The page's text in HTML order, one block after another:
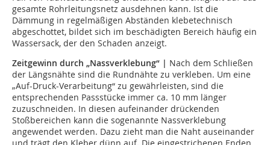
gesamte Rohrleitungsnetz ausdehnen kann. Ist die
Dämmung in regelmäßigen Abständen klebetechnisch
abgeschottet, bildet sich im beschädigten Bereich häufig ein
Wassersack, der den Schaden anzeigt.
Zeitgewinn durch „Nassverklebung“ | Nach dem Schließen
der Längsnähte sind die Rundnähte zu verkleben. Um eine
„Auf-Druck-Verarbeitung“ zu gewährleisten, sind die
entsprechenden Passstücke immer ca. 10 mm länger
zuzuschneiden. In diesen aufeinander drückenden
Stoßbereichen kann die sogenannte Nassverklebung
angewendet werden. Dazu zieht man die Naht auseinander